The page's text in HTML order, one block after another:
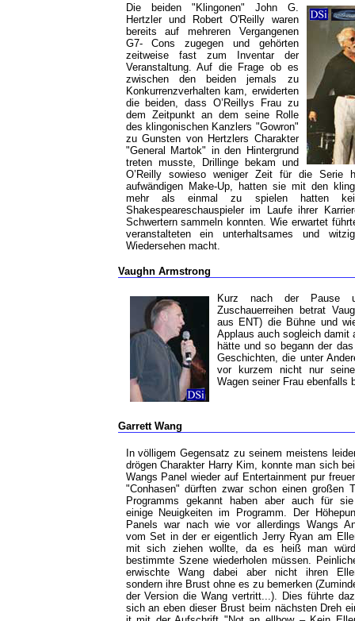
Die beiden "Klingonen" John G.
Hertzler und Robert O'Reilly waren
bereits auf mehreren Vergangenen
G7- Cons zugegen und gehörten
zeitweise fast zum Inventar der
Veranstaltung. Auf die Frage ob es
zwischen den beiden jemals zu
Konkurrenzverhalten kam, erwiderten
die beiden, dass O’Reillys Frau zu
dem Zeitpunkt an dem seine Rolle
des klingonischen Kanzlers "Gowron"
zu Gunsten von Hertzlers Charakter
"General Martok" in den Hintergrund
treten musste, Drillinge bekam und
O’Reilly sowieso weniger Zeit für die Serie
aufwändigen Make-Up, hatten sie mit den
mehr als einmal zu spielen hatten
Shakespeareschauspieler im Laufe ihrer
Schwertern sammeln konnten. Wie erwartet
veranstalteten ein unterhaltsames und
Wiedersehen macht.
Vaughn Armstrong
Kurz nach der Pause
Zuschauerreihen betrat
aus ENT) die Bühne und
Applaus auch sogleich damit
hätte und so begann der
Geschichten, die unter
vor kurzem nicht nur
Wagen seiner Frau ebenfalls
Garrett Wang
In völligem Gegensatz zu seinem meistens
drögen Charakter Harry Kim, konnte man sich
Wangs Panel wieder auf Entertainment pur
"Conhasen" dürften zwar schon einen großen
Programms gekannt haben aber auch für
einige Neuigkeiten im Programm. Der
Panels war nach wie vor allerdings Wangs
vom Set in der er eigentlich Jerry Ryan am
mit sich ziehen wollte, da es heiß man
bestimmte Szene wiederholen müssen.
erwischte Wang dabei aber nicht ihren
sondern ihre Brust ohne es zu bemerken
der Version die Wang vertritt...). Dies führte
sich an eben dieser Brust beim nächsten Dreh